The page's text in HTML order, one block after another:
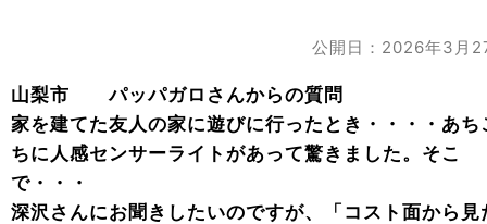
公開日：2026年3月
山梨市 パッパガロさんからの質問
家を建てた友人の家に遊びに行ったとき・・・・あち
ちに人感センサーライトがあって驚きました。そこ
で・・・
深沢さんにお聞きしたいのですが、「コスト面から見